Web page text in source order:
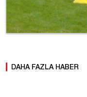
DAHA FAZLA HABER